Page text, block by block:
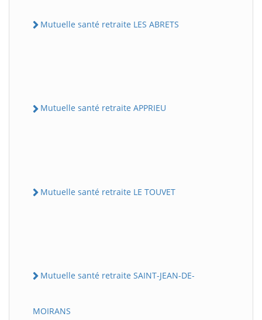
Mutuelle santé retraite LES ABRETS
Mutuelle santé retraite APPRIEU
Mutuelle santé retraite LE TOUVET
Mutuelle santé retraite SAINT-JEAN-DE-
MOIRANS